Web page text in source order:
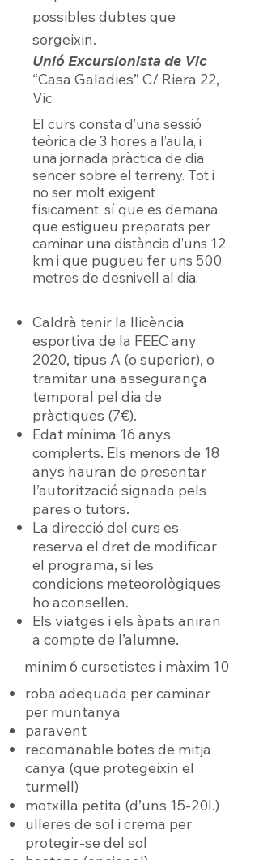
possibles dubtes que
sorgeixin.
Unió Excursionista de Vic
“Casa Galadies” C/ Riera 22,
Vic
El curs consta d’una sessió
teòrica de 3 hores a l’aula, i
una jornada pràctica de dia
sencer sobre el terreny. Tot i
no ser molt exigent
físicament, sí que es demana
que estigueu preparats per
caminar una distància d’uns 12
km i que pugueu fer uns 500
metres de desnivell al dia.
Caldrà tenir la llicència
esportiva de la FEEC any
2020, tipus A (o superior), o
tramitar una assegurança
temporal pel dia de
pràctiques (7€).
Edat mínima 16 anys
complerts. Els menors de 18
anys hauran de presentar
l’autorització signada pels
pares o tutors.
La direcció del curs es
reserva el dret de modificar
el programa, si les
condicions meteorològiques
ho aconsellen.
Els viatges i els àpats aniran
a compte de l’alumne.
mínim 6 cursetistes i màxim 10
roba adequada per caminar
per muntanya
paravent
recomanable botes de mitja
canya (que protegeixin el
turmell)
motxilla petita (d’uns 15-20l.)
ulleres de sol i crema per
protegir-se del sol